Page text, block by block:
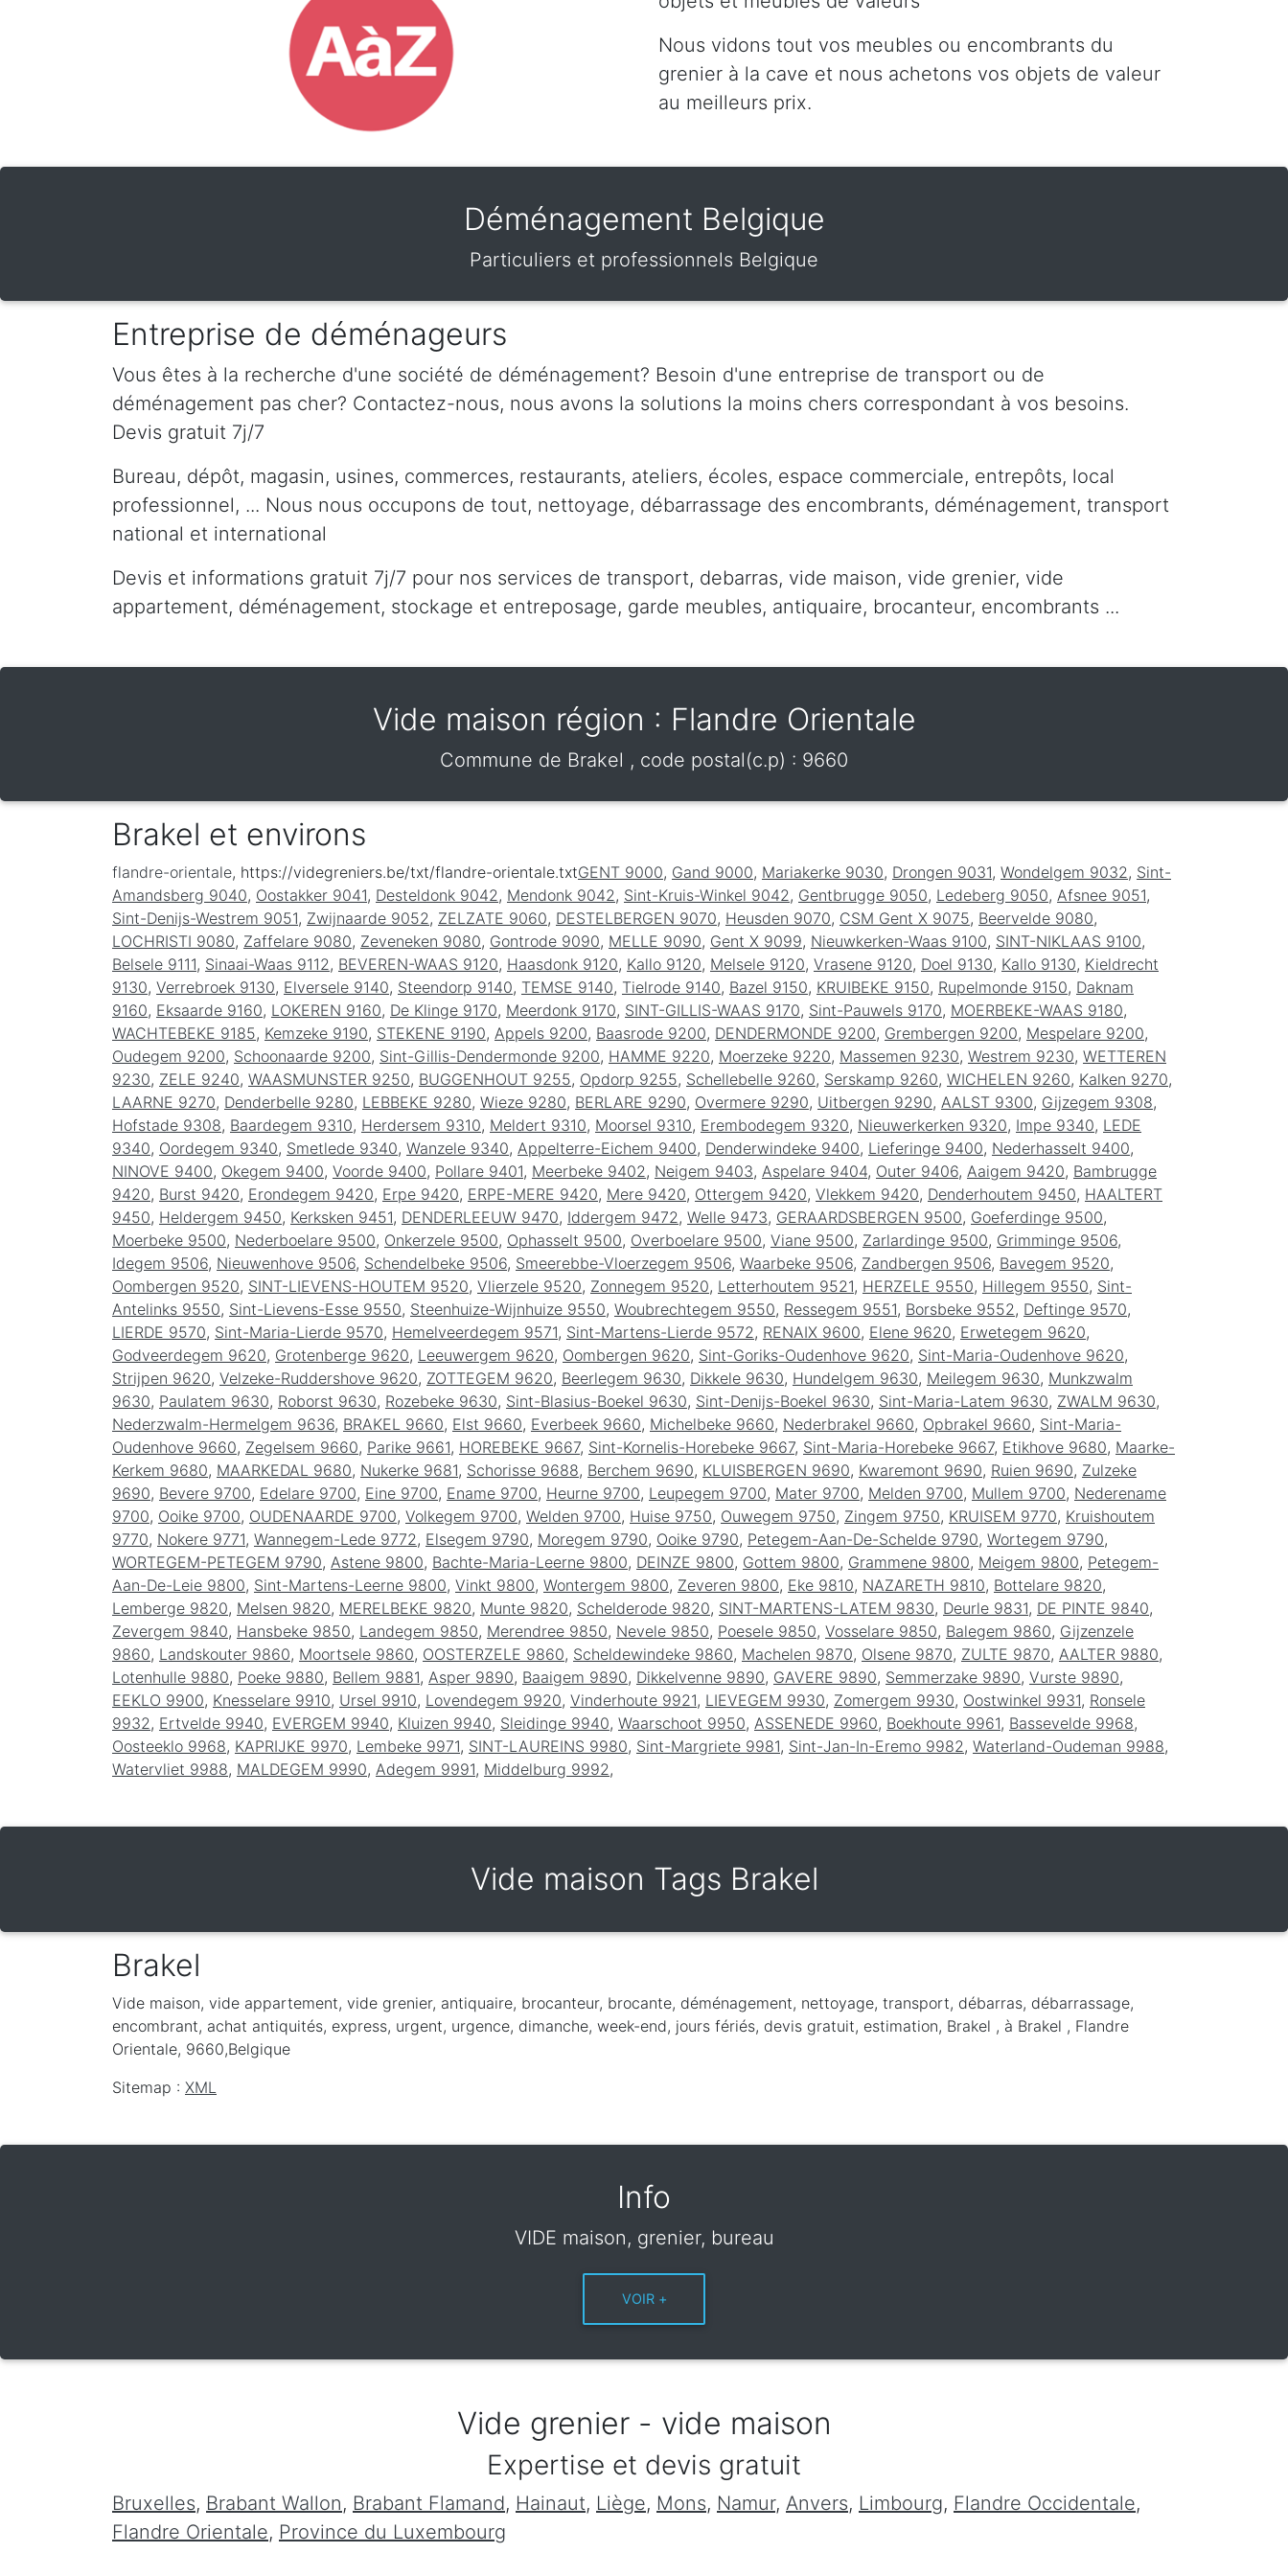
Nous vidons tout vos meubles ou encombrants du
grenier à la cave et nous achetons vos objets de valeur
au meilleurs prix.
Déménagement Belgique
Particuliers et professionnels Belgique
Entreprise de déménageurs
Vous êtes à la recherche d'une société de déménagement? Besoin d'une entreprise de transport ou de
déménagement pas cher? Contactez-nous, nous avons la solutions la moins chers correspondant à vos besoins.
Devis gratuit 7j/7
Bureau, dépôt, magasin, usines, commerces, restaurants, ateliers, écoles, espace commerciale, entrepôts, local
professionnel, ... Nous nous occupons de tout, nettoyage, débarrassage des encombrants, déménagement, transport
national et international
Devis et informations gratuit 7j/7 pour nos services de transport, debarras, vide maison, vide grenier, vide
appartement, déménagement, stockage et entreposage, garde meubles, antiquaire, brocanteur, encombrants ...
Vide maison région : Flandre Orientale
Commune de Brakel , code postal(c.p) : 9660
Brakel et environs
flandre-orientale, https://videgreniers.be/txt/flandre-orientale.txtGENT 9000, Gand 9000, Mariakerke 9030, Drongen 9031, Wondelgem 9032 , Sint-
Amandsberg 9040, Oostakker 9041, Desteldonk 9042 , Mendonk 9042 , Sint-Kruis-Winkel 9042 , Gentbrugge 9050, Ledeberg 9050, Afsnee 9051,
Sint-Denijs-Westrem 9051, Zwijnaarde 9052 , ZELZATE 9060, DESTELBERGEN 9070, Heusden 9070, CSM Gent X 9075, Beervelde 9080,
LOCHRISTI 9080, Zaffelare 9080, Zeveneken 9080, Gontrode 9090, MELLE 9090, Gent X 9099, Nieuwkerken-Waas 9100, SINT-NIKLAAS 9100,
Belsele 9111, Sinaai-Waas 9112 , BEVEREN-WAAS 9120, Haasdonk 9120, Kallo 9120, Melsele 9120, Vrasene 9120, Doel 9130, Kallo 9130, Kieldrecht
9130, Verrebroek 9130, Elversele 9140, Steendorp 9140, TEMSE 9140, Tielrode 9140, Bazel 9150, KRUIBEKE 9150, Rupelmonde 9150, Daknam
9160, Eksaarde 9160, LOKEREN 9160, De Klinge 9170, Meerdonk 9170, SINT-GILLIS-WAAS 9170, Sint-Pauwels 9170, MOERBEKE-WAAS 9180,
WACHTEBEKE 9185, Kemzeke 9190, STEKENE 9190, Appels 9200, Baasrode 9200, DENDERMONDE 9200, Grembergen 9200, Mespelare 9200,
Oudegem 9200, Schoonaarde 9200, Sint-Gillis-Dendermonde 9200, HAMME 9220, Moerzeke 9220, Massemen 9230, Westrem 9230, WETTEREN
9230, ZELE 9240, WAASMUNSTER 9250, BUGGENHOUT 9255, Opdorp 9255, Schellebelle 9260, Serskamp 9260, WICHELEN 9260, Kalken 9270,
LAARNE 9270, Denderbelle 9280, LEBBEKE 9280, Wieze 9280, BERLARE 9290, Overmere 9290, Uitbergen 9290, AALST 9300, Gijzegem 9308,
Hofstade 9308, Baardegem 9310, Herdersem 9310, Meldert 9310, Moorsel 9310, Erembodegem 9320, Nieuwerkerken 9320, Impe 9340, LEDE
9340, Oordegem 9340, Smetlede 9340, Wanzele 9340, Appelterre-Eichem 9400, Denderwindeke 9400, Lieferinge 9400, Nederhasselt 9400,
NINOVE 9400, Okegem 9400, Voorde 9400, Pollare 9401, Meerbeke 9402 , Neigem 9403, Aspelare 9404, Outer 9406, Aaigem 9420, Bambrugge
9420, Burst 9420, Erondegem 9420, Erpe 9420, ERPE-MERE 9420, Mere 9420, Ottergem 9420, Vlekkem 9420, Denderhoutem 9450, HAALTERT
9450, Heldergem 9450, Kerksken 9451, DENDERLEEUW 9470, Iddergem 9472 , Welle 9473, GERAARDSBERGEN 9500, Goeferdinge 9500,
Moerbeke 9500, Nederboelare 9500, Onkerzele 9500, Ophasselt 9500, Overboelare 9500, Viane 9500, Zarlardinge 9500, Grimminge 9506,
Idegem 9506, Nieuwenhove 9506, Schendelbeke 9506, Smeerebbe-Vloerzegem 9506, Waarbeke 9506, Zandbergen 9506, Bavegem 9520,
Oombergen 9520, SINT-LIEVENS-HOUTEM 9520, Vlierzele 9520, Zonnegem 9520, Letterhoutem 9521, HERZELE 9550, Hillegem 9550, Sint-
Antelinks 9550, Sint-Lievens-Esse 9550, Steenhuize-Wijnhuize 9550, Woubrechtegem 9550, Ressegem 9551, Borsbeke 9552 , Deftinge 9570,
LIERDE 9570, Sint-Maria-Lierde 9570, Hemelveerdegem 9571, Sint-Martens-Lierde 9572 , RENAIX 9600, Elene 9620, Erwetegem 9620,
Godveerdegem 9620, Grotenberge 9620, Leeuwergem 9620, Oombergen 9620, Sint-Goriks-Oudenhove 9620, Sint-Maria-Oudenhove 9620,
Strijpen 9620, Velzeke-Ruddershove 9620, ZOTTEGEM 9620, Beerlegem 9630, Dikkele 9630, Hundelgem 9630, Meilegem 9630, Munkzwalm
9630, Paulatem 9630, Roborst 9630, Rozebeke 9630, Sint-Blasius-Boekel 9630, Sint-Denijs-Boekel 9630, Sint-Maria-Latem 9630, ZWALM 9630,
Nederzwalm-Hermelgem 9636, BRAKEL 9660, Elst 9660, Everbeek 9660, Michelbeke 9660, Nederbrakel 9660, Opbrakel 9660, Sint-Maria-
Oudenhove 9660, Zegelsem 9660, Parike 9661, HOREBEKE 9667, Sint-Kornelis-Horebeke 9667, Sint-Maria-Horebeke 9667, Etikhove 9680, Maarke-
Kerkem 9680, MAARKEDAL 9680, Nukerke 9681, Schorisse 9688, Berchem 9690, KLUISBERGEN 9690, Kwaremont 9690, Ruien 9690, Zulzeke
9690, Bevere 9700, Edelare 9700, Eine 9700, Ename 9700, Heurne 9700, Leupegem 9700, Mater 9700, Melden 9700, Mullem 9700, Nederename
9700, Ooike 9700, OUDENAARDE 9700, Volkegem 9700, Welden 9700, Huise 9750, Ouwegem 9750, Zingem 9750, KRUISEM 9770, Kruishoutem
9770, Nokere 9771, Wannegem-Lede 9772 , Elsegem 9790, Moregem 9790, Ooike 9790, Petegem-Aan-De-Schelde 9790, Wortegem 9790,
WORTEGEM-PETEGEM 9790, Astene 9800, Bachte-Maria-Leerne 9800, DEINZE 9800, Gottem 9800, Grammene 9800, Meigem 9800, Petegem-
Aan-De-Leie 9800, Sint-Martens-Leerne 9800, Vinkt 9800, Wontergem 9800, Zeveren 9800, Eke 9810, NAZARETH 9810, Bottelare 9820,
Lemberge 9820, Melsen 9820, MERELBEKE 9820, Munte 9820, Schelderode 9820, SINT-MARTENS-LATEM 9830, Deurle 9831, DE PINTE 9840,
Zevergem 9840, Hansbeke 9850, Landegem 9850, Merendree 9850, Nevele 9850, Poesele 9850, Vosselare 9850, Balegem 9860, Gijzenzele
9860, Landskouter 9860, Moortsele 9860, OOSTERZELE 9860, Scheldewindeke 9860, Machelen 9870, Olsene 9870, ZULTE 9870, AALTER 9880,
Lotenhulle 9880, Poeke 9880, Bellem 9881, Asper 9890, Baaigem 9890, Dikkelvenne 9890, GAVERE 9890, Semmerzake 9890, Vurste 9890,
EEKLO 9900, Knesselare 9910, Ursel 9910, Lovendegem 9920, Vinderhoute 9921, LIEVEGEM 9930, Zomergem 9930, Oostwinkel 9931, Ronsele
9932 , Ertvelde 9940, EVERGEM 9940, Kluizen 9940, Sleidinge 9940, Waarschoot 9950, ASSENEDE 9960, Boekhoute 9961, Bassevelde 9968,
Oosteeklo 9968, KAPRIJKE 9970, Lembeke 9971, SINT-LAUREINS 9980, Sint-Margriete 9981, Sint-Jan-In-Eremo 9982 , Waterland-Oudeman 9988,
Watervliet 9988, MALDEGEM 9990, Adegem 9991, Middelburg 9992 ,
Vide maison Tags Brakel
Brakel
Vide maison, vide appartement, vide grenier, antiquaire, brocanteur, brocante, déménagement, nettoyage, transport, débarras, débarrassage,
encombrant, achat antiquités, express, urgent, urgence, dimanche, week-end, jours fériés, devis gratuit, estimation, Brakel , à Brakel , Flandre
Orientale, 9660,Belgique
Sitemap : XML
Info
VIDE maison, grenier, bureau
Vide grenier - vide maison
Expertise et devis gratuit
Bruxelles, Brabant Wallon, Brabant Flamand, Hainaut, Liège, Mons, Namur, Anvers, Limbourg, Flandre Occidentale,
Flandre Orientale, Province du Luxembourg